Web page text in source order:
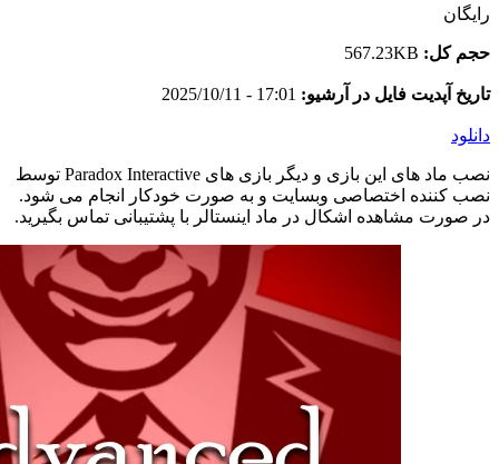
رایگان
حجم کل: 567.23KB
تاریخ آپدیت فایل در آرشیو: 17:01 - 2025/10/11
دانلود
نصب ماد های این بازی و دیگر بازی های Paradox Interactive توسط
نصب کننده اختصاصی وبسایت و به صورت خودکار انجام می شود.
در صورت مشاهده اشکال در ماد اینستالر با پشتیبانی تماس بگیرید.